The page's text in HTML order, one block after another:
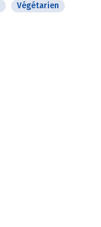
Végétarien